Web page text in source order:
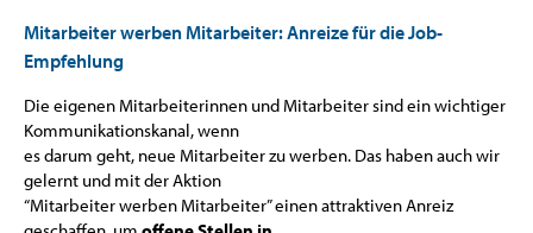
Mitarbeiter werben Mitarbeiter: Anreize für die Job-
Empfehlung
Die eigenen Mitarbeiterinnen und Mitarbeiter sind ein wichtiger
Kommunikationskanal, wenn
es darum geht, neue Mitarbeiter zu werben. Das haben auch wir
gelernt und mit der Aktion
“Mitarbeiter werben Mitarbeiter” einen attraktiven Anreiz